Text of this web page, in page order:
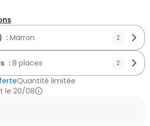
: Marron 2
: 8 places 2
Quantité limitée
le 20/08